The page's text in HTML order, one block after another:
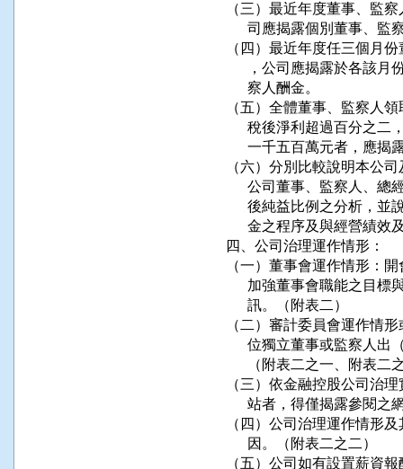
（三）最近年度董事、監
司應揭露個別董事、監
（四）最近年度任三個月
，公司應揭露於各該
      察人酬金。
（五）全體董事、監察人
稅後淨利超過百分之
一千五百萬元者，應
（六）分別比較說明本公
公司董事、監察人、
後純益比例之分析，
金之程序及與經營績
四、公司治理運作情形：
（一）董事會運作情形：
加強董事會職能之目
      訊。（附表二）
（二）審計委員會運作情
位獨立董事或監察人
（附表二之一、附表二
（三）依金融控股公司治
站者，得僅揭露參閱之
（四）公司治理運作情形
      因。（附表二之二）
（五）公司如有設置薪資